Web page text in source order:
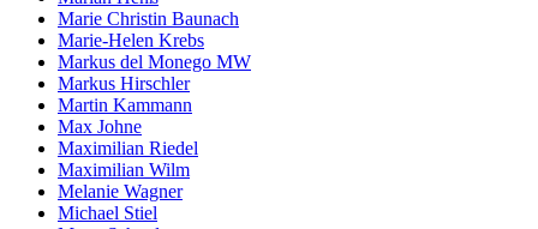
Marie Christin Baunach
Marie-Helen Krebs
Markus del Monego MW
Markus Hirschler
Martin Kammann
Max Johne
Maximilian Riedel
Maximilian Wilm
Melanie Wagner
Michael Stiel